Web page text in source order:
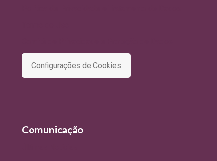
Configurações de Cookies
Comunicação